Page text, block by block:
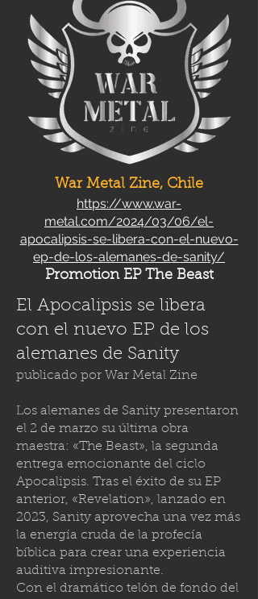
War Metal Zine, Chile
https://www.war-
metal.com/2024/03/06/el-
apocalipsis-se-libera-con-el-nuevo-
ep-de-los-alemanes-de-sanity/
Promotion EP The Beast
El Apocalipsis se libera
con el nuevo EP de los
alemanes de Sanity
publicado por War Metal Zine
Los alemanes de Sanity presentaron
el 2 de marzo su última obra
maestra: «The Beast», la segunda
entrega emocionante del ciclo
Apocalipsis. Tras el éxito de su EP
anterior, «Revelation», lanzado en
2023, Sanity aprovecha una vez más
la energía cruda de la profecía
bíblica para crear una experiencia
auditiva impresionante.
Con el dramático telón de fondo del